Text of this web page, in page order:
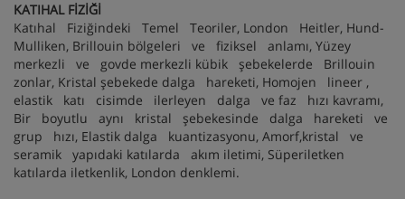
KATIHAL FİZİĞİ
Katıhal Fiziğindeki Temel Teoriler, London Heitler, Hund-
Mulliken, Brillouin bölgeleri ve fiziksel anlamı, Yüzey
merkezli ve govde merkezli kübik şebekelerde Brillouin
zonlar, Kristal şebekede dalga hareketi, Homojen lineer ,
elastik katı cisimde ilerleyen dalga ve faz hızı kavramı,
Bir boyutlu aynı kristal şebekesinde dalga hareketi ve
grup hızı, Elastik dalga kuantizasyonu, Amorf,kristal ve
seramik yapıdaki katılarda akım iletimi, Süperiletken
katılarda iletkenlik, London denklemi.